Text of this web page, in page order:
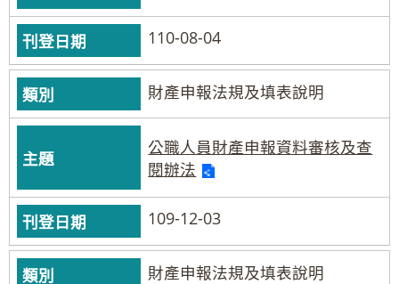
110-08-04
財產申報法規及填表說明
公職人員財產申報資料審核及查
閱辦法
109-12-03
財產申報法規及填表說明